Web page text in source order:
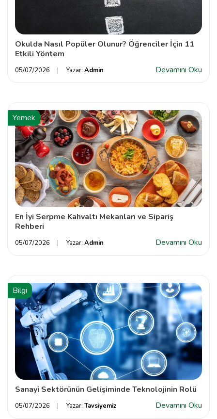
Okulda Nasıl Popüler Olunur? Öğrenciler İçin 11
Etkili Yöntem
05/07/2026 Yazar: Admin Devamını Oku
Yemek
En İyi Serpme Kahvaltı Mekanları ve Sipariş
Rehberi
05/07/2026 Yazar: Admin Devamını Oku
Bilgi
Sanayi Sektörünün Gelişiminde Teknolojinin Rolü
05/07/2026 Yazar: Tavsiyemiz Devamını Oku